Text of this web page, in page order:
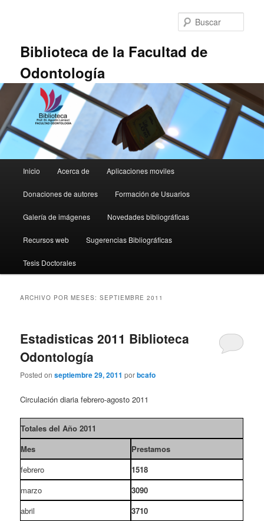
Biblioteca de la Facultad de
Odontología
principal
Inicio Acerca de Aplicaciones moviles
Donaciones de autores Formación de Usuarios
Galería de imágenes Novedades bibliográficas
Recursos web Sugerencias Bibliográficas
Tesis Doctorales
ARCHIVO POR MESES:SEPTIEMBRE 2011
Estadisticas 2011 Biblioteca
Odontología
Posted onseptiembre 29, 2011 porbcafo
Circulación diaria febrero-agosto 2011
Totales del Año 2011
Mes
Prestamos
febrero
1518
marzo
3090
abril
3710